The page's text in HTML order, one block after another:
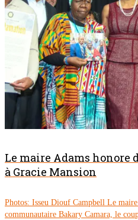
Le maire Adams honore
à Gracie Mansion
Photos: Isseu Diouf Campbell Le
communautaire Bakary Camara, le